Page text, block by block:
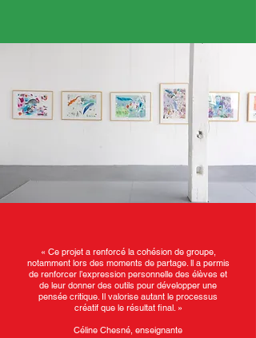
« Ce projet a renforcé la cohésion de groupe,
notamment lors des moments de partage. ll a permis
de renforcer l’expression personnelle des élèves et
de leur donner des outils pour développer une
pensée critique. Il valorise autant le processus
créatif que le résultat final. »
Céline Chesné, enseignante